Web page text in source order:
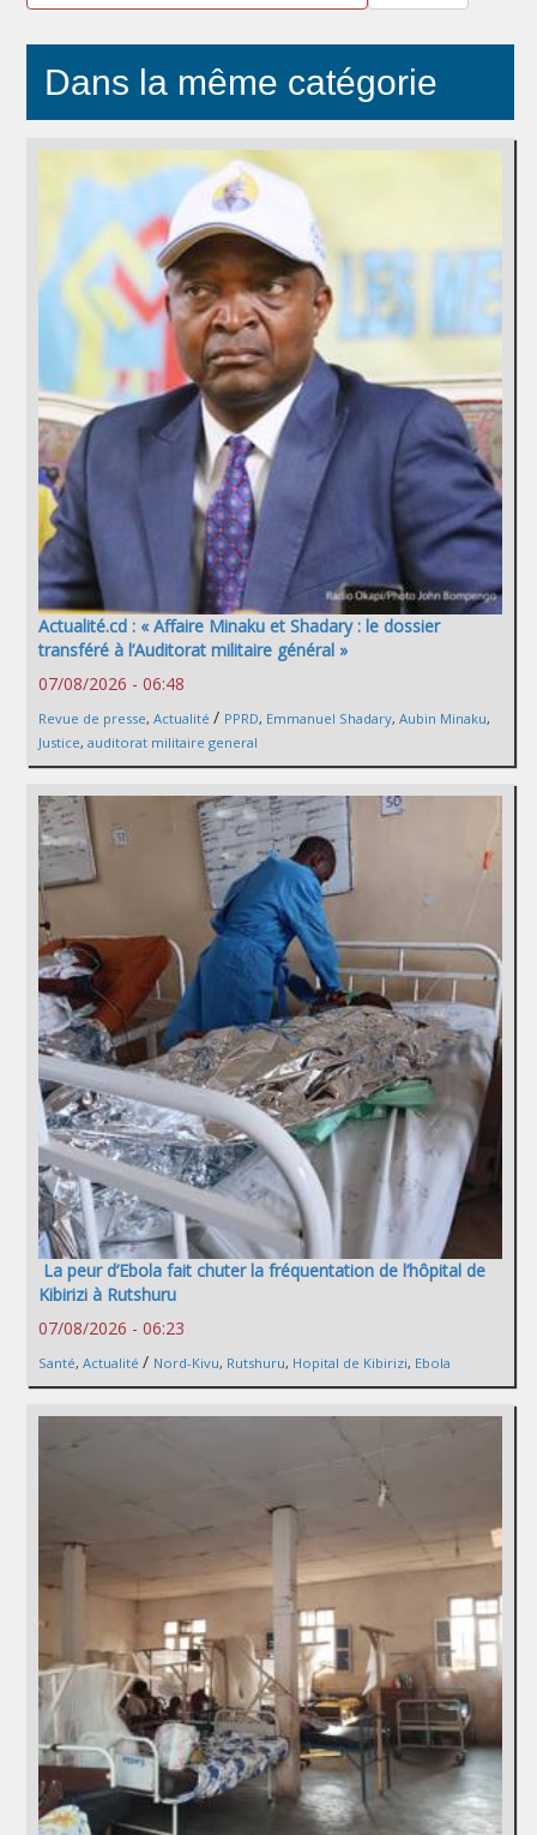
Dans la même catégorie
Actualité.cd : « Affaire Minaku et Shadary : le dossier
transféré à l’Auditorat militaire général »
07/08/2026 - 06:48
Revue de presse, Actualité / PPRD, Emmanuel Shadary, Aubin Minaku,
Justice, auditorat militaire general
La peur d’Ebola fait chuter la fréquentation de l’hôpital de
Kibirizi à Rutshuru
07/08/2026 - 06:23
Santé, Actualité / Nord-Kivu, Rutshuru, Hopital de Kibirizi, Ebola